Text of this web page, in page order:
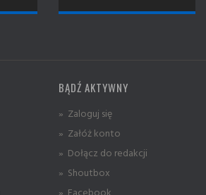
BĄDŹ AKTYWNY
» Zaloguj się
» Załóż konto
» Dołącz do redakcji
» Shoutbox
» Facebook